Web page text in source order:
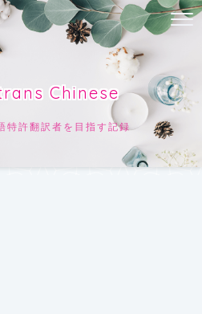
Chinese
特許翻訳者を目指す記録